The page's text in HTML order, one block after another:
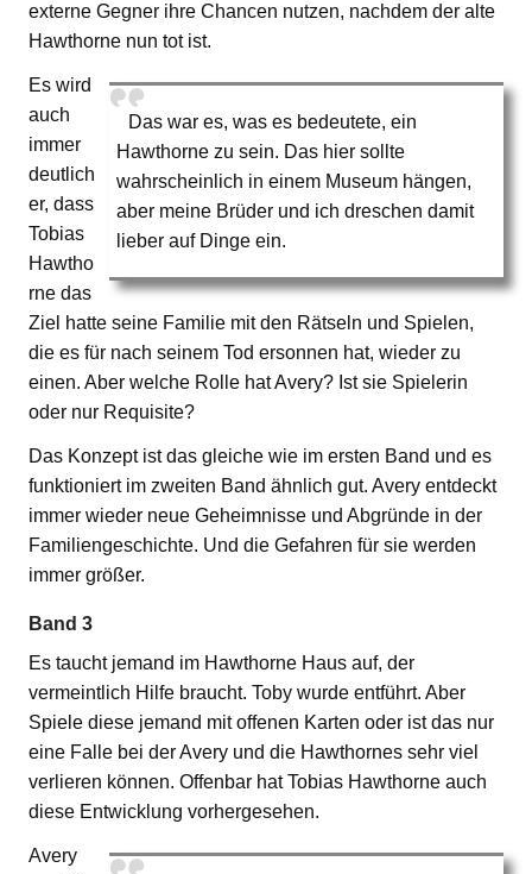
externe Gegner ihre Chancen nutzen, nachdem der alte
Hawthorne nun tot ist.
Das war es, was es bedeutete, ein
Hawthorne zu sein. Das hier sollte
wahrscheinlich in einem Museum hängen,
aber meine Brüder und ich dreschen damit
lieber auf Dinge ein.
Es wird
auch
immer
deutlich
er, dass
Tobias
Hawtho
rne das
Ziel hatte seine Familie mit den Rätseln und Spielen,
die es für nach seinem Tod ersonnen hat, wieder zu
einen. Aber welche Rolle hat Avery? Ist sie Spielerin
oder nur Requisite?
Das Konzept ist das gleiche wie im ersten Band und es
funktioniert im zweiten Band ähnlich gut. Avery entdeckt
immer wieder neue Geheimnisse und Abgründe in der
Familiengeschichte. Und die Gefahren für sie werden
immer größer.
Band 3
Es taucht jemand im Hawthorne Haus auf, der
vermeintlich Hilfe braucht. Toby wurde entführt. Aber
Spiele diese jemand mit offenen Karten oder ist das nur
eine Falle bei der Avery und die Hawthornes sehr viel
verlieren können. Offenbar hat Tobias Hawthorne auch
diese Entwicklung vorhergesehen.
Avery